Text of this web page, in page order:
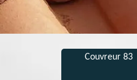
Couvreur 83